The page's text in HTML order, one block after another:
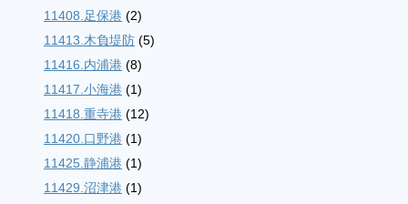
11408.足保港 (2)
11413.木負堤防 (5)
11416.内浦港 (8)
11417.小海港 (1)
11418.重寺港 (12)
11420.口野港 (1)
11425.静浦港 (1)
11429.沼津港 (1)